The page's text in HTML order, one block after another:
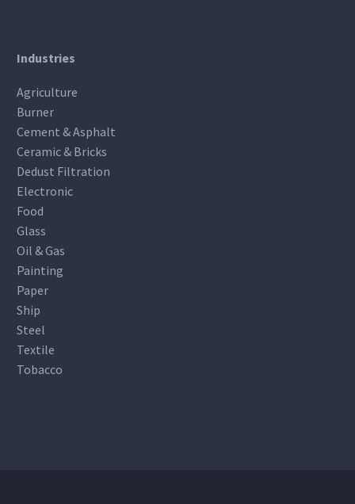
Industries
Agriculture
Burner
Cement & Asphalt
Ceramic & Bricks
Dedust Filtration
Electronic
Food
Glass
Oil & Gas
Painting
Paper
Ship
Steel
Textile
Tobacco